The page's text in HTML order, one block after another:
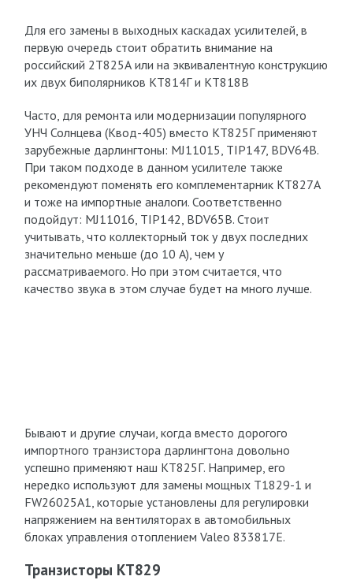
Для его замены в выходных каскадах усилителей, в
первую очередь стоит обратить внимание на
российский 2Т825А или на эквивалентную конструкцию
их двух биполярников КТ814Г и КТ818В
Часто, для ремонта или модернизации популярного
УНЧ Солнцева (Квод-405) вместо КТ825Г применяют
зарубежные дарлингтоны: MJ11015, TIP147, BDV64B.
При таком подходе в данном усилителе также
рекомендуют поменять его комплементарник КТ827А
и тоже на импортные аналоги. Соответственно
подойдут: MJ11016, TIP142, BDV65B. Стоит
учитывать, что коллекторный ток у двух последних
значительно меньше (до 10 А), чем у
рассматриваемого. Но при этом считается, что
качество звука в этом случае будет на много лучше.
Бывают и другие случаи, когда вместо дорогого
импортного транзистора дарлингтона довольно
успешно применяют наш КТ825Г. Например, его
нередко используют для замены мощных Т1829-1 и
FW26025A1, которые установлены для регулировки
напряжением на вентиляторах в автомобильных
блоках управления отоплением Valeo 833817E.
Транзисторы КТ829